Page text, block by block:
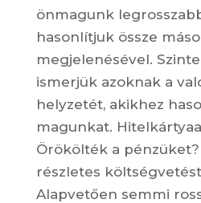
önmagunk
hasonlítjuk össze
megjelenésével.
ismerjük azoknak a
helyzetét, akikhez
magunkat.
Örökölték a
részletes
Alapvetően semmi